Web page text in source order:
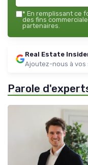
* En remplissant ce
des fins
partenaires.
Real Estate
Ajoutez-nous à vos
Parole